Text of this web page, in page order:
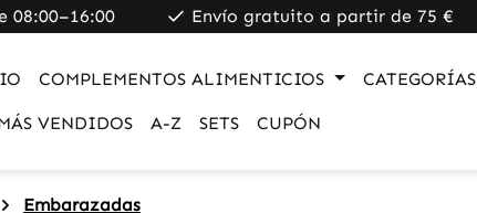
08:00–16:00 Envío gratuito a partir de 75 €
COMPLEMENTOS ALIMENTICIOS CATEGORÍAS
VENDIDOS A-Z SETS CUPÓN
Embarazadas